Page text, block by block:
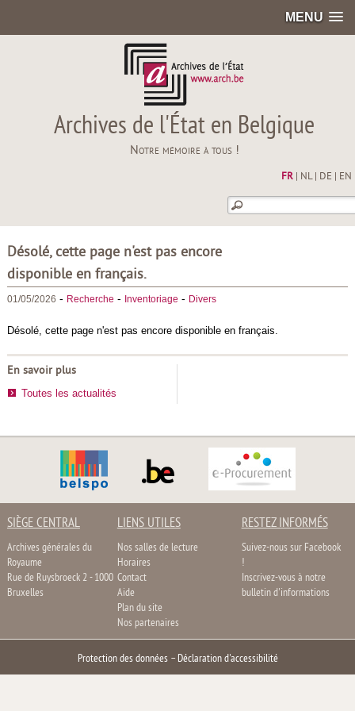
MENU
Archives de l'État en Belgique
Notre mémoire à tous !
FR| NL| DE EN
Désolé, cette page n'est pas encore
disponible en français.
01/05/2026 - Recherche - Inventoriage - Divers
Désolé, cette page n'est pas encore disponible en français.
En savoir plus
Toutes les actualités
SIÈGE CENTRAL
Archives générales du
Royaume
Rue de Ruysbroeck 2 - 1000
Bruxelles
LIENS UTILES
Nos salles de lecture
Horaires
Contact
Aide
Plan du site
Nos partenaires
RESTEZ INFORMÉS
Suivez-nous sur Facebook
!
Inscrivez-vous à notre
bulletin d'informations
Protection des données– Déclaration d'accessibilité